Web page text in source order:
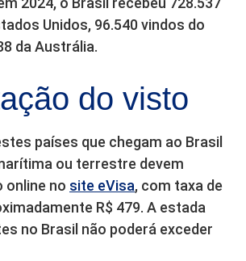
Unidos, 96.540 vindos do
da Austrália.
do visto
países que chegam ao Brasil
ou terrestre devem
online no site eVisa, com taxa de
R$ 479. A estada
no Brasil não poderá exceder